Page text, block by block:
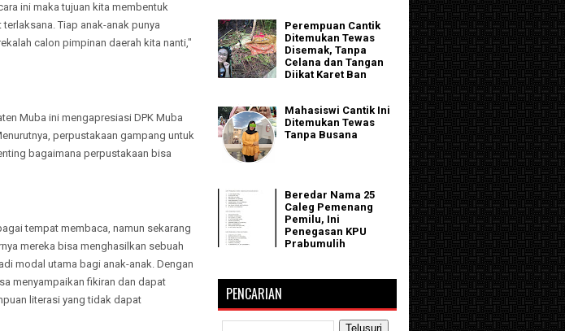
ini maka tujuan kita membentuk
Tiap anak-anak punya
calon pimpinan daerah kita nanti,"
Muba ini mengapresiasi DPK Muba
perpustakaan gampang untuk
bagaimana perpustakaan bisa
tempat membaca, namun sekarang
mereka bisa menghasilkan sebuah
modal utama bagi anak-anak. Dengan
menyampaikan fikiran dan dapat
literasi yang tidak dapat
Perempuan Cantik
Ditemukan Tewas
Disemak, Tanpa
Celana dan Tangan
Diikat Karet Ban
Mahasiswi Cantik Ini
Ditemukan Tewas
Tanpa Busana
Beredar Nama 25
Caleg Pemenang
Pemilu, Ini
Penegasan KPU
Prabumulih
PENCARIAN